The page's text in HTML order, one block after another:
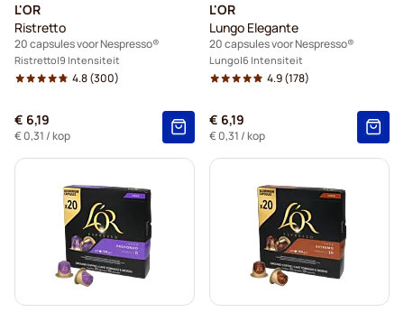
L'OR
Ristretto
20 capsules voor Nespresso®
Ristretto 9 Intensiteit
4.8(300)
€ 6,19
€ 0,31 / kop
L'OR
Lungo Elegante
20 capsules voor Nespresso®
Lungo 6 Intensiteit
4.9(178)
€ 6,19
€ 0,31 / kop